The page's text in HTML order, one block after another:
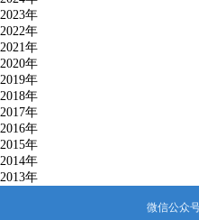
2023年
2022年
2021年
2020年
2019年
2018年
2017年
2016年
2015年
2014年
2013年
微信公众